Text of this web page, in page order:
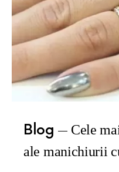
Blog
Cele
ale manichiurii